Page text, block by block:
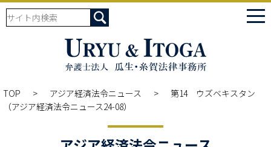
TOP アジア経済法令ニュース
第14 ウズベキスタン
（アジア経済法令ニュース24-08）